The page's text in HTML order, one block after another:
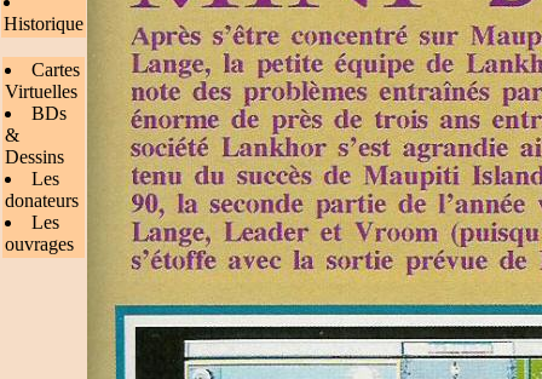
Historique
Cartes
Virtuelles
BDs
&
Dessins
Les
donateurs
Les
ouvrages